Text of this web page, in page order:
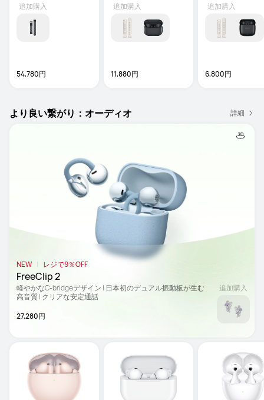
54,780円
追加購入
11,880円
追加購入
6,800円
追加購入
より良い繋がり：オーディオ 詳細
NEW レジで9％OFF
FreeClip 2
軽やかなC-bridgeデザイン | 日本初のデュアル振動板が生む
高音質 | クリアな安定通話
27,280円
追加購入